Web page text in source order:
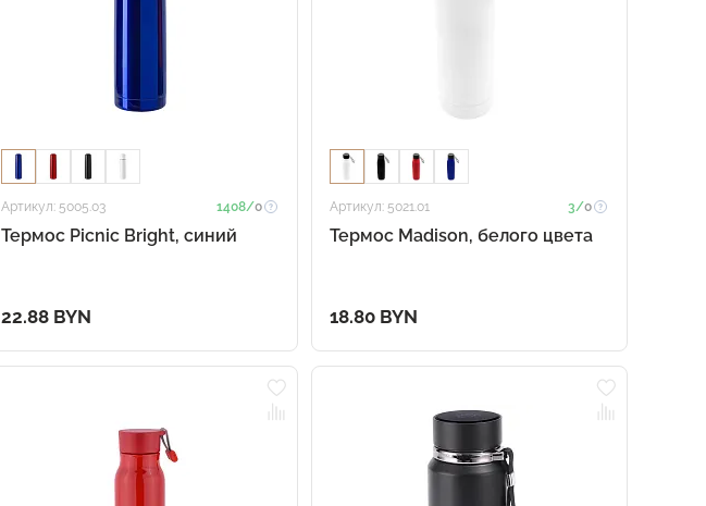
Артикул: 5005.03 1408/0
Термос Picnic Bright, синий
22.88 BYN
Артикул: 5021.01 3/0
Термоc Madison, белого цвета
18.80 BYN